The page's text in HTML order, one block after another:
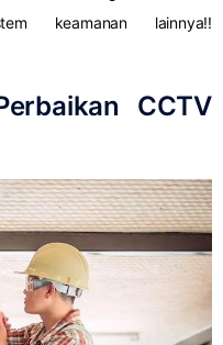
keamanan lainnya!!
CCTV